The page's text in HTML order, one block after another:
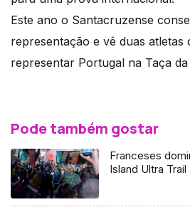
Este ano o Santacruzense
representação e vê duas atletas
representar Portugal na Taça
Pode também gostar
Franceses
Island Ultra